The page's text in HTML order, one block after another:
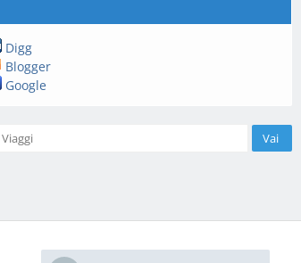
Digg
Blogger
Google